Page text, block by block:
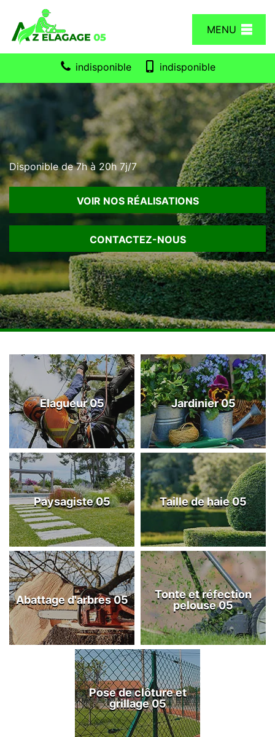
MENU
indisponible indisponible
Disponible de 7h à 20h 7j/7
VOIR NOS RÉALISATIONS
CONTACTEZ-NOUS
Elagueur 05 Jardinier 05
Paysagiste 05 Taille de haie 05
Abattage d'arbres 05
Tonte et réfection
pelouse 05
Pose de clôture et
grillage 05